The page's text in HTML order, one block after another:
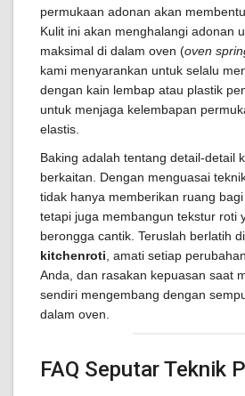
permukaan adonan akan
Kulit ini akan menghalangi adonan
maksimal di dalam oven (oven
kami menyarankan untuk selalu
dengan kain lembap atau plastik
untuk menjaga kelembapan
elastis.
Baking adalah tentang detail-detail
berkaitan. Dengan menguasai
tidak hanya memberikan ruang bagi
tetapi juga membangun tekstur roti
berongga cantik. Teruslah berlatih
kitchenroti , amati setiap
Anda, dan rasakan kepuasan saat
sendiri mengembang dengan
dalam oven.
FAQ Seputar Teknik